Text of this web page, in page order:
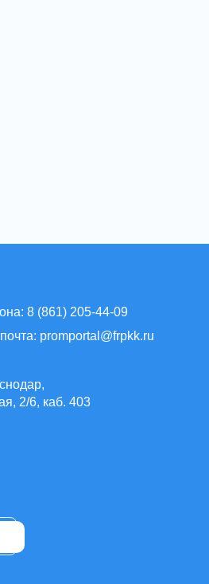
8 (861) 205-44-09
promportal@frpkk.ru
2/6, каб. 403